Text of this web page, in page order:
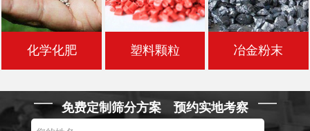
化学化肥 塑料颗粒 冶金粉末
免费定制筛分方案 预约实地考察